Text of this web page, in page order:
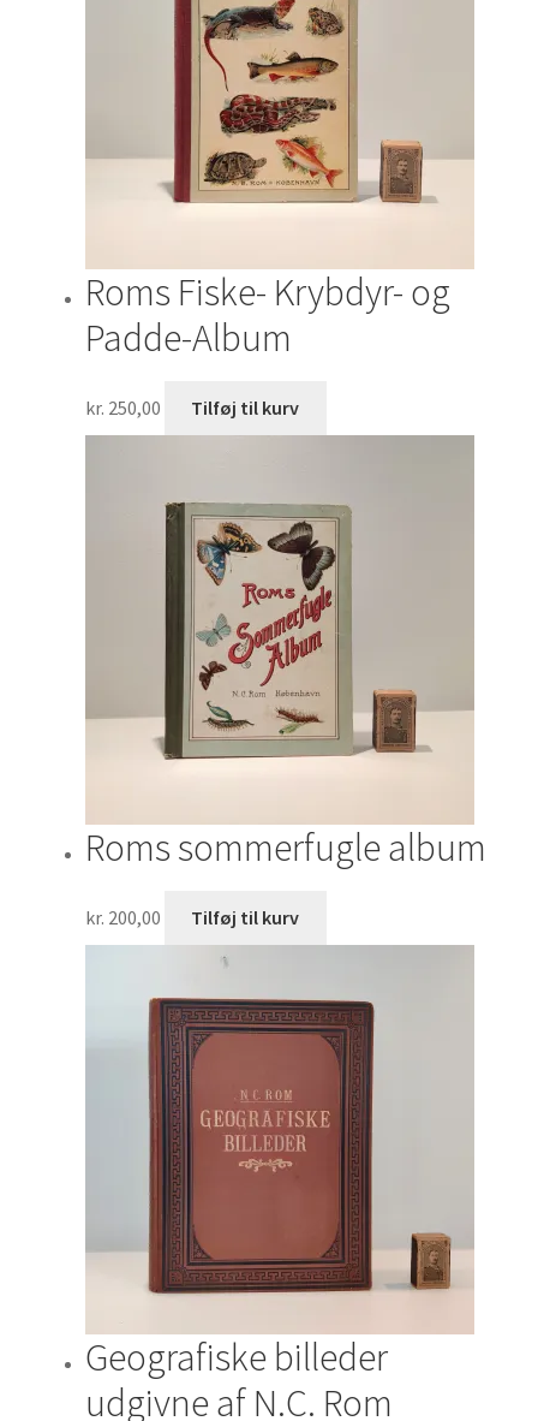
Roms Fiske- Krybdyr- og
Padde-Album
kr. 250,00 Tilføj til kurv
Roms sommerfugle album
kr. 200,00 Tilføj til kurv
Geografiske billeder
udgivne af N.C. Rom